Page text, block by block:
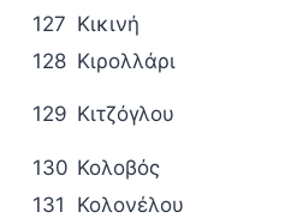
127 Κικινή
128 Κιρολλάρι
129 Κιτζόγλου
130 Κολοβός
131
Κολονέλου